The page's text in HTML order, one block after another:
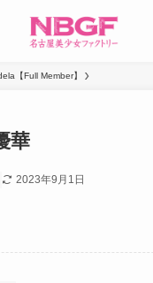
【Full Member】
華
2023年9月1日